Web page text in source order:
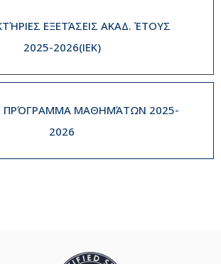
ΕΞΕΤΆΣΕΙΣ ΑΚΑΔ. ΈΤΟΥΣ
2025-2026(IEK)
ΠΡΌΓΡΑΜΜΑ ΜΑΘΗΜΆΤΩΝ 2025-
2026